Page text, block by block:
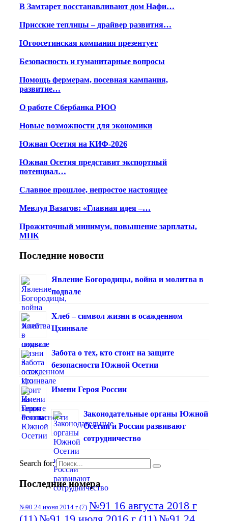
В Замтарет восстанавливают дом Нафи…
Присские теплицы – драйвер развития…
Югоосетинская компания презентует
Безопасность и гуманитарные вопросы
Помощь фермерам, посевная кампания,
развитие…
О работе Сбербанка РЮО
Новые возможности для экономики
Южная Осетия на КИФ-2026
Южная Осетия представит экспортный
потенциал…
Славное прошлое, непростое настоящее
Мевлуд Вазагов: «Главная идея –…
Прожиточный минимум, повышение зарплаты,
МПК
Последние новости
Явление Богородицы, война и молитва в
подвале
Хлеб – символ жизни в осажденном
Цхинвале
Забота о тех, кто стоит на защите
безопасности Южной Осетии
Имени Героя России
Законодательные органы Южной
Осетии и России развивают
сотрудничество
Search for:
Последние номера
№90 24 июня 2014 г (7) №91 16 августа 2018 г